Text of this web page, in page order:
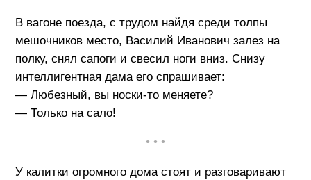
В вагоне поезда, с трудом найдя среди толпы
мешочников место, Василий Иванович залез на
полку, снял сапоги и свесил ноги вниз. Снизу
интеллигентная дама его спрашивает:
— Любезный, вы носки-то меняете?
— Только на сало!
• • •
У калитки огромного дома стоят и разговаривают